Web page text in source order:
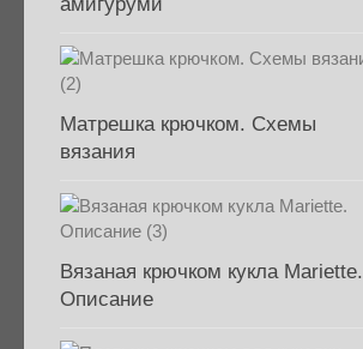
Матрешка крючком. Схемы
вязания
Вязаная крючком кукла Mariette.
Описание